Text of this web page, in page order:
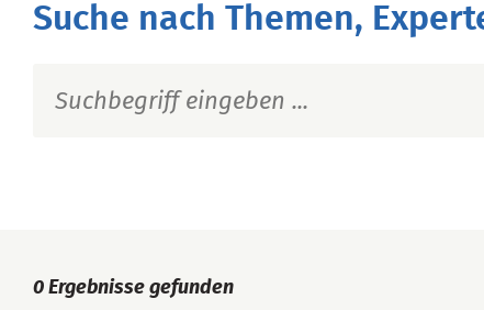
Suche nach Themen,
0 Ergebnisse gefunden